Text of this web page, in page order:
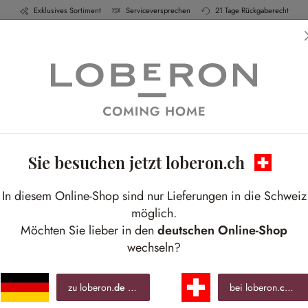
Exklusives Sortiment Serviceversprechen 21 Tage Rückgaberecht
Küche Schlafen Bad
Sie besuchen jetzt loberon.ch
In diesem Online-Shop sind nur Lieferungen in die Schweiz
möglich.
Möchten Sie lieber in den deutschen Online-Shop
wechseln?
zu loberon.de bei loberon.ch